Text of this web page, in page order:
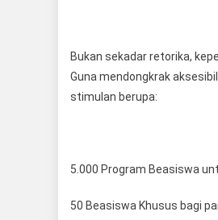
Bukan sekadar retorika,
Guna mendongkrak
stimulan berupa:
5.000 Program Beasiswa
50 Beasiswa Khusus bagi